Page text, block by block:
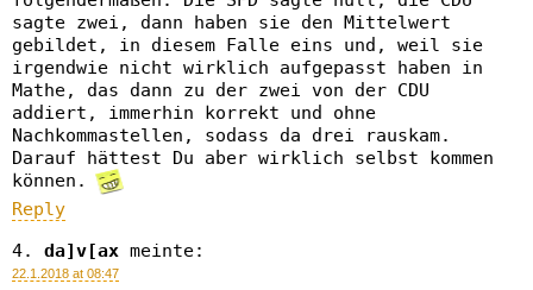
sagte zwei, dann haben sie den Mittelwert
gebildet, in diesem Falle eins und, weil sie
irgendwie nicht wirklich aufgepasst haben in
Mathe, das dann zu der zwei von der CDU
addiert, immerhin korrekt und ohne
Nachkommastellen, sodass da drei rauskam.
Darauf hättest Du aber wirklich selbst kommen
können.
Reply
da]v[ax meinte:
22.1.2018 at 08:47